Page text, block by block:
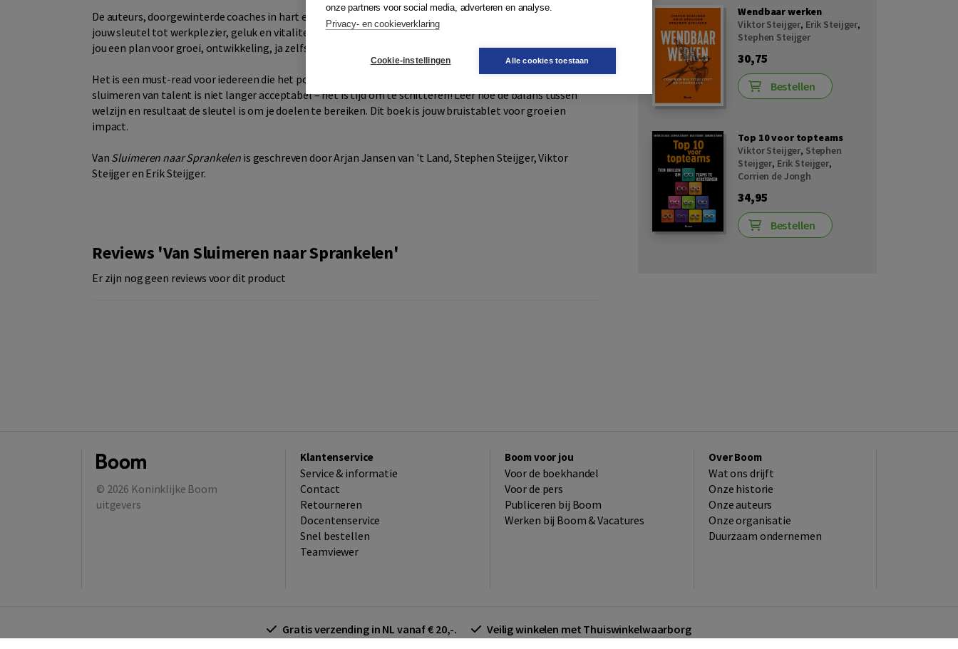
De auteurs, doorgewinterde coaches in hart en ziel, introduceren het concept van het ‘Klavertje Zeven’ –
jouw sleutel tot werkplezier, geluk en vitaliteit. Ben je klaar om jezelf nog beter te leiden? Dit boek biedt
jou een plan voor groei, ontwikkeling, ja zelfs transformatie.
Het is een must-read voor iedereen die het potentieel in zichzelf en anderen wil ontketenen. Het onnodig
sluimeren van talent is niet langer acceptabel – het is tijd om te schitteren! Leer hoe de balans tussen
welzijn en resultaat de sleutel is om je doelen te bereiken. Dit boek is jouw bruistablet voor groei en
impact.
Van Sluimeren naar Sprankelen is geschreven door Arjan Jansen van 't Land, Stephen Steijger, Viktor
Steijger en Erik Steijger.
Reviews 'Van Sluimeren naar Sprankelen'
Er zijn nog geen reviews voor dit product
Wendbaar werken
Viktor Steijger, Erik Steijger,
Stephen Steijger
30,75
Bestellen
Top 10 voor topteams
Viktor Steijger, Stephen
Steijger, Erik Steijger,
Corrien de Jongh
34,95
Bestellen
© 2026 Koninklijke Boom
uitgevers
Klantenservice
Service & informatie
Contact
Retourneren
Docentenservice
Snel bestellen
Teamviewer
Boom voor jou
Voor de boekhandel
Voor de pers
Publiceren bij Boom
Werken bij Boom & Vacatures
Over Boom
Wat ons drijft
Onze historie
Onze auteurs
Onze organisatie
Duurzaam ondernemen
Gratis verzending in NL vanaf € 20,-. Veilig winkelen met Thuiswinkelwaarborg
onze partners voor social media, adverteren en analyse.
Privacy- en cookieverklaring
Cookie-instellingen Alle cookies toestaan